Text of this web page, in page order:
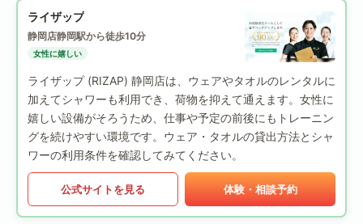
ライザップ
静岡店静岡駅から徒歩10分
女性に嬉しい
ライザップ (RIZAP) 静岡店は、ウェアやタオルのレンタルに
加えてシャワーも利用でき、荷物を抑えて通えます。女性に
嬉しい設備がそろうため、仕事や予定の前後にもトレーニン
グを続けやすい環境です。ウェア・タオルの貸出方法とシャ
ワーの利用条件を確認してみてください。
公式サイトを見る 体験・相談予約